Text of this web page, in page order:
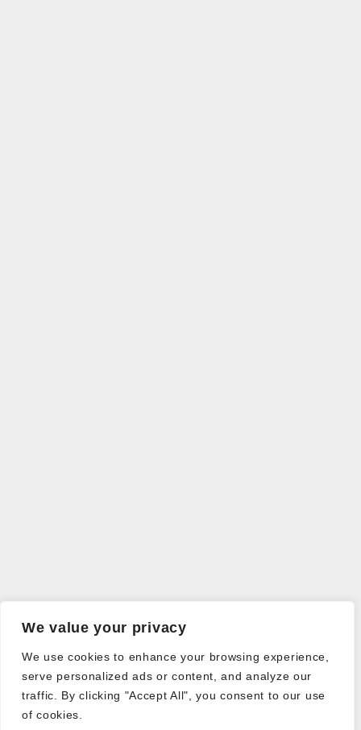
We value your privacy
We use cookies to enhance your browsing experience,
serve personalized ads or content, and analyze our
traffic. By clicking "Accept All", you consent to our use
of cookies.